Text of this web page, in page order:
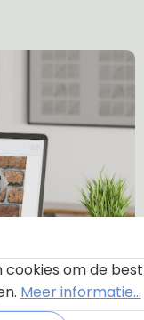
om de best
Meer informatie...